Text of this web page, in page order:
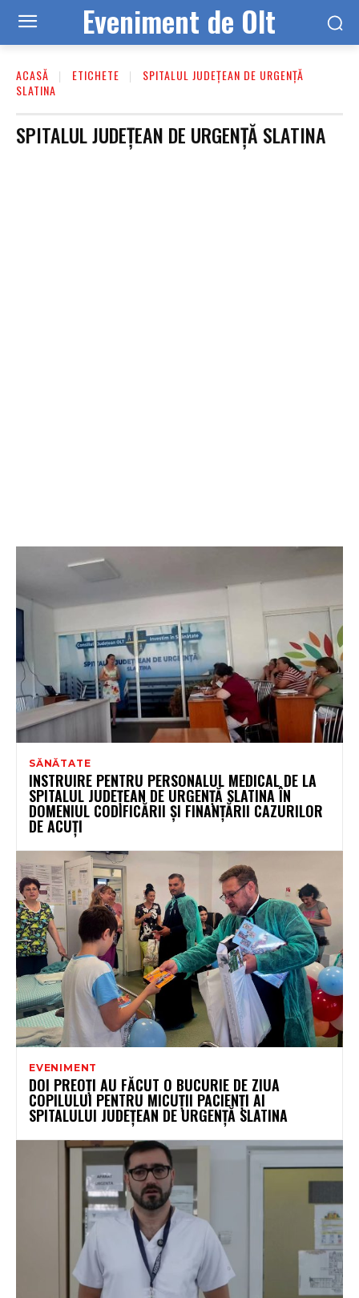
Eveniment de Olt
ACASĂ ETICHETE
SPITALUL JUDEȚEAN DE URGENȚĂ
SLATINA
SPITALUL JUDEȚEAN DE URGENȚĂ SLATINA
SĂNĂTATE
INSTRUIRE PENTRU PERSONALUL MEDICAL DE LA
SPITALUL JUDEȚEAN DE URGENȚĂ SLATINA ÎN
DOMENIUL CODIFICĂRII ȘI FINANȚĂRII CAZURILOR
DE ACUȚI
EVENIMENT
DOI PREOȚI AU FĂCUT O BUCURIE DE ZIUA
COPILULUI PENTRU MICUȚII PACIENȚI AI
SPITALULUI JUDEȚEAN DE URGENȚĂ SLATINA